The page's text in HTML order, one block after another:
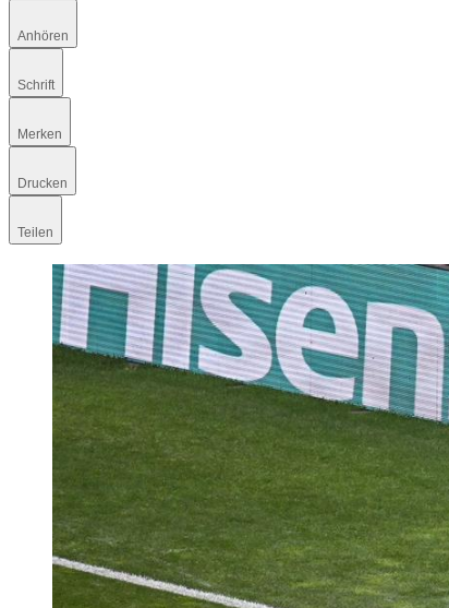
Anhören
Schrift
Merken
Drucken
Teilen